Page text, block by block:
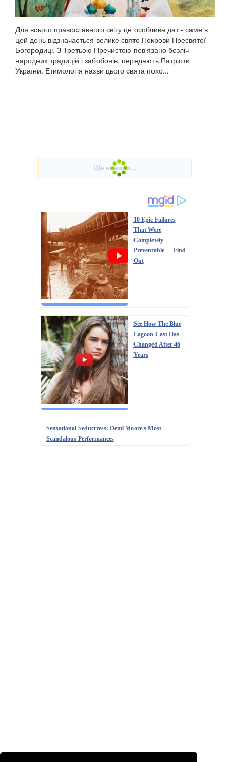
Для всього православного світу це особлива дат - саме в
цей день відзначається велике свято Покрови Пресвятої
Богородиці. З Третьою Пречистою пов'язано безліч
народних традицій і забобонів, передають Патріоти
України. Етимологія назви цього свята похо...
10 Epic Failures
That Were
Completely
Preventable — Find
Out
See How The Blue
Lagoon Cast Has
Changed After 46
Years
Sensational Seductress: Demi Moore's Most
Scandalous Performances